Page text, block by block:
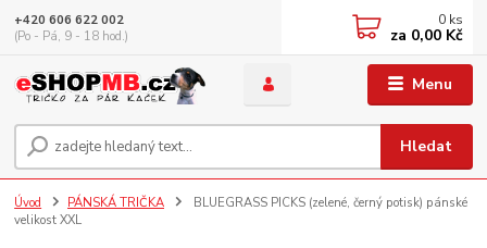
Menu
Hledat
+420 606 622 002
(Po - Pá, 9 - 18 hod.)
0 ks
za 0,00 Kč
Úvod PÁNSKÁ TRIČKA
BLUEGRASS PICKS (zelené, černý potisk) pánské
velikost XXL